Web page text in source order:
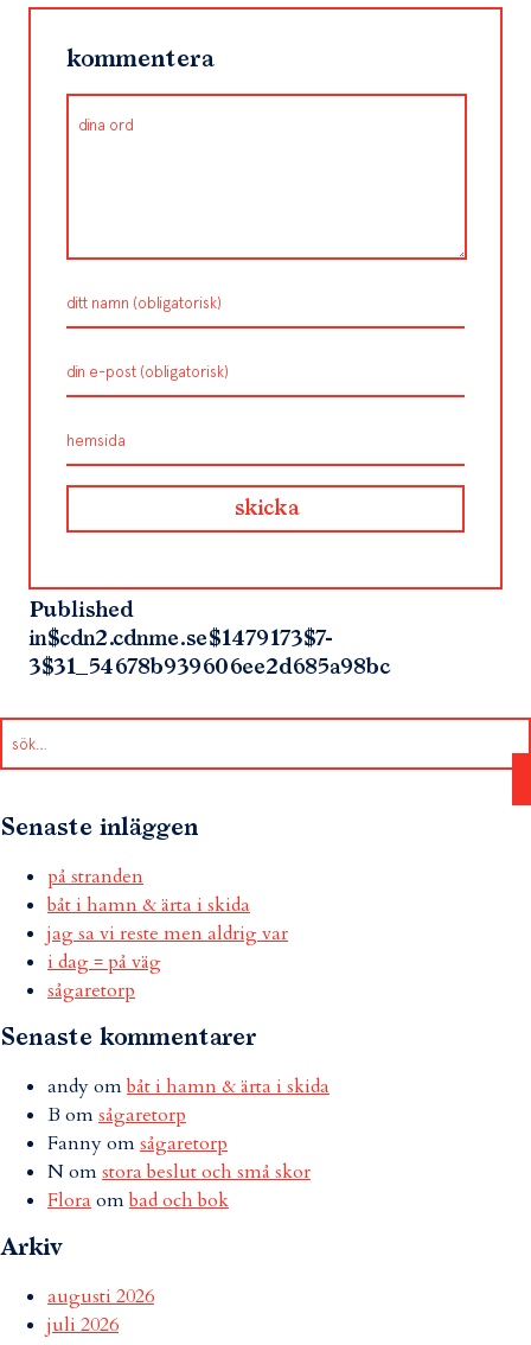
kommentera
Published
in$cdn2.cdnme.se$1479173$7-
3$31_54678b939606ee2d685a98bc
Senaste inläggen
på stranden
båt i hamn & ärta i skida
jag sa vi reste men aldrig var
i dag = på väg
sågaretorp
Senaste kommentarer
andyombåt i hamn & ärta i skida
B omsågaretorp
Fannyomsågaretorp
Nomstora beslut och små skor
Flora ombad och bok
Arkiv
augusti 2026
juli 2026